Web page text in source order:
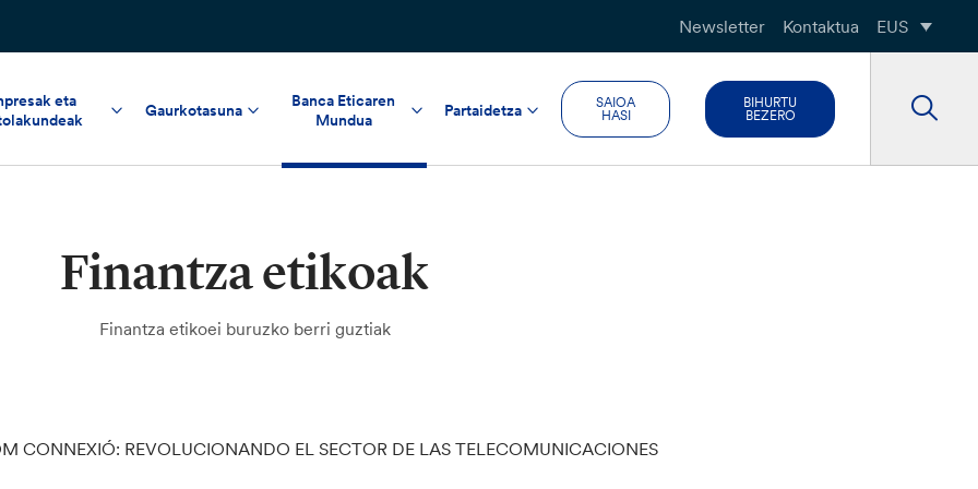
Newsletter Kontaktua EUS
eta
Gaurkotasuna
Banca Eticaren
Mundua
Partaidetza
SAIOA
HASI
BIHURTU
BEZERO
Finantza etikoak
Finantza etikoei buruzko berri guztiak
CONNEXIÓ: REVOLUCIONANDO EL SECTOR DE LAS TELECOMUNICACIONES